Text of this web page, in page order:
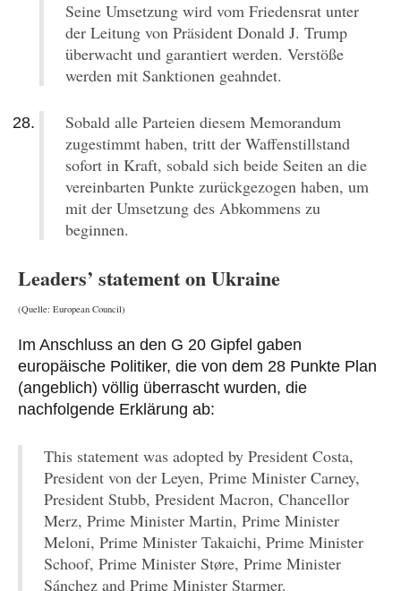
Seine Umsetzung wird vom Friedensrat unter
der Leitung von Präsident Donald J. Trump
überwacht und garantiert werden. Verstöße
werden mit Sanktionen geahndet.
Sobald alle Parteien diesem Memorandum
zugestimmt haben, tritt der Waffenstillstand
sofort in Kraft, sobald sich beide Seiten an die
vereinbarten Punkte zurückgezogen haben, um
mit der Umsetzung des Abkommens zu
beginnen.
Leaders’ statement on Ukraine
(Quelle: European Council)
Im Anschluss an den G 20 Gipfel gaben
europäische Politiker, die von dem 28 Punkte Plan
(angeblich) völlig überrascht wurden, die
nachfolgende Erklärung ab:
This statement was adopted by President Costa,
President von der Leyen, Prime Minister Carney,
President Stubb, President Macron, Chancellor
Merz, Prime Minister Martin, Prime Minister
Meloni, Prime Minister Takaichi, Prime Minister
Schoof, Prime Minister Støre, Prime Minister
Sánchez and Prime Minister Starmer.